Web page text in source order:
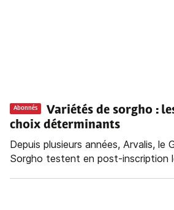
Abonnés
Variétés de sorgho :
choix déterminants
Depuis plusieurs années, Arvalis, le
Sorgho testent en post-inscription